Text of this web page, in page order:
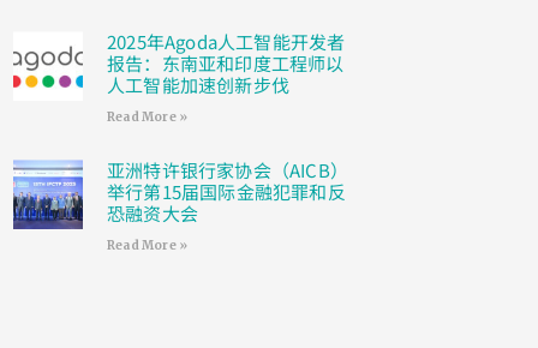
2025年Agoda人工智能开发者
报告：东南亚和印度工程师以
人工智能加速创新步伐
Read More »
亚洲特许银行家协会（AICB）
举行第15届国际金融犯罪和反
恐融资大会
Read More »